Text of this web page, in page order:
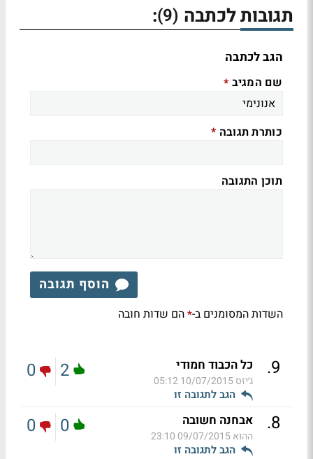
תגובות לכתבה (9)
:
הגב לכתבה
שם המגיב *
כותרת תגובה *
תוכן התגובה
הוסף תגובה
השדות המסומנים ב-*הם שדות חובה
9
. כל הכבוד חמודי
ג׳יזס10/07/2015 05:12
הגב לתגובה זו
2
0
8
. אבחנה חשובה
ההוא09/07/2015 23:10
הגב לתגובה זו
0
0